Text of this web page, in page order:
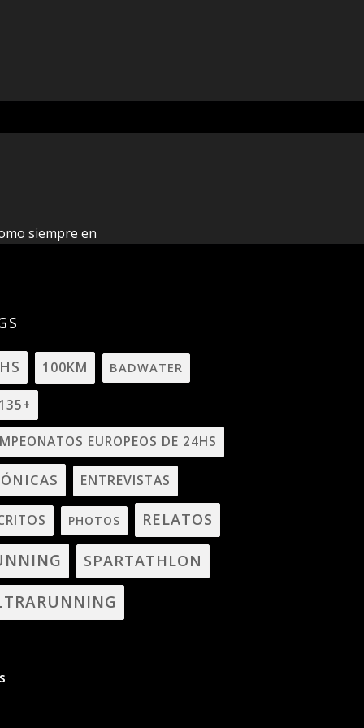
siempre en
100KM BADWATER
EUROPEOS DE 24HS
ENTREVISTAS
PHOTOS RELATOS
SPARTATHLON